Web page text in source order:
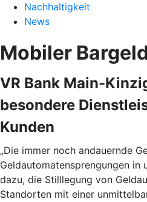
Nachhaltigkeit
News
Mobiler
VR Bank Main-
besondere
Kunden
„Die immer noch andauernde
Geldautomatensprengungen in
dazu, die Stilllegung von
Standorten mit einer